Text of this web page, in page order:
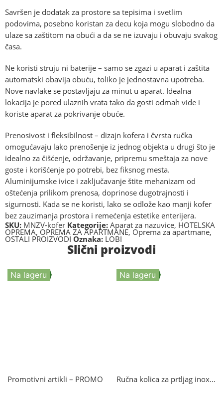
Savršen je dodatak za prostore sa tepisima i svetlim
podovima, posebno koristan za decu koja mogu slobodno da
ulaze sa zaštitom na obući a da se ne izuvaju i obuvaju svakog
časa.
Ne koristi struju ni baterije – samo se zgazi u aparat i zaštita
automatski obavija obuću, toliko je jednostavna upotreba.
Nove navlake se postavljaju za minut u aparat. Idealna
lokacija je pored ulaznih vrata tako da gosti odmah vide i
koriste aparat za pokrivanje obuće.
Prenosivost i fleksibilnost – dizajn kofera i čvrsta ručka
omogućavaju lako prenošenje iz jednog objekta u drugi što je
idealno za čišćenje, održavanje, pripremu smeštaja za nove
goste i korišćenje po potrebi, bez fiksnog mesta.
Aluminijumske ivice i zaključavanje štite mehanizam od
oštećenja prilikom prenosa, doprinose dugotrajnosti i
sigurnosti. Kada se ne koristi, lako se odlože kao manji kofer
bez zauzimanja prostora i remećenja estetike enterijera.
SKU: MNZV-kofer Kategorije: Aparat za nazuvice, HOTELSKA
OPREMA, OPREMA ZA APARTMANE, Oprema za apartmane,
OSTALI PROIZVODI Oznaka: LOBI
Slični proizvodi
Na lageru
Promotivni artikli – PROMO
Na lageru
Ručna kolica za prtljag inox RKPN